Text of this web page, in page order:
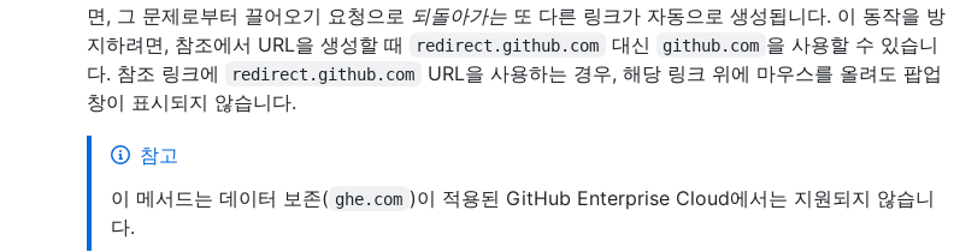
면, 그 문제로부터 끌어오기 요청으로 되돌아가는 또 다른 링크가 자동으로 생성됩니다. 이 동작을 방
지하려면, 참조에서 URL을 생성할 때
redirect.github.com 대신 github.com 을 사용할 수 있습니
다. 참조 링크에
redirect.github.com
URL을 사용하는 경우, 해당 링크 위에 마우스를 올려도 팝업
창이 표시되지 않습니다.
참고
이 메서드는 데이터 보존( ghe.com )이 적용된 GitHub Enterprise Cloud에서는 지원되지 않습니
다.